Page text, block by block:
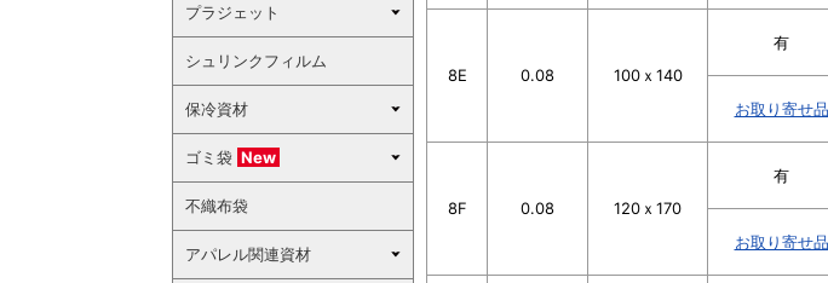
8E 0.08 100ｘ140
有
お取り寄せ品
8F 0.08 120ｘ170
有
お取り寄せ品
プラジェット
シュリンクフィルム
保冷資材
ゴミ袋 New
不織布袋
アパレル関連資材